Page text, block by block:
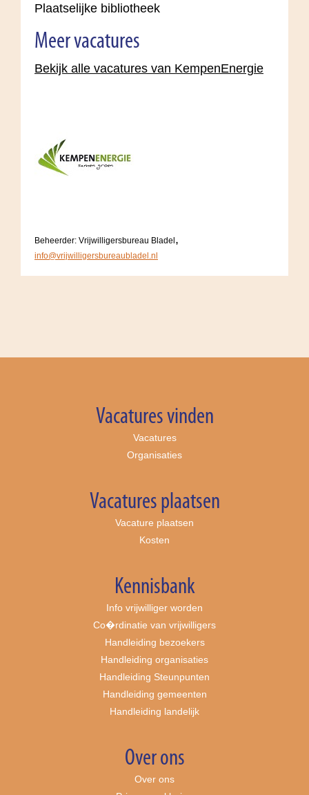
Plaatselijke bibliotheek
Meer vacatures
Bekijk alle vacatures van KempenEnergie
Beheerder: Vrijwilligersbureau Bladel,
info@vrijwilligersbureaubladel.nl
Vacatures vinden
Vacatures
Organisaties
Vacatures plaatsen
Vacature plaatsen
Kosten
Kennisbank
Info vrijwilliger worden
Co�rdinatie van vrijwilligers
Handleiding bezoekers
Handleiding organisaties
Handleiding Steunpunten
Handleiding gemeenten
Handleiding landelijk
Over ons
Over ons